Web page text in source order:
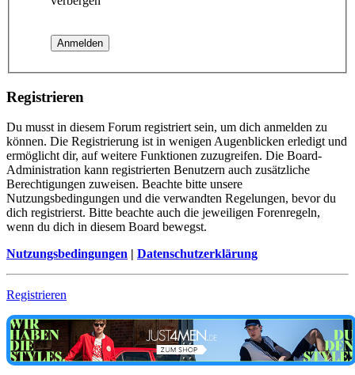
Registrieren
Du musst in diesem Forum registriert sein, um dich anmelden zu
können. Die Registrierung ist in wenigen Augenblicken erledigt und
ermöglicht dir, auf weitere Funktionen zuzugreifen. Die Board-
Administration kann registrierten Benutzern auch zusätzliche
Berechtigungen zuweisen. Beachte bitte unsere
Nutzungsbedingungen und die verwandten Regelungen, bevor du
dich registrierst. Bitte beachte auch die jeweiligen Forenregeln,
wenn du dich in diesem Board bewegst.
Nutzungsbedingungen | Datenschutzerklärung
Registrieren